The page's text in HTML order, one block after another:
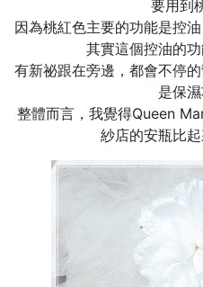
要用到
因為桃紅色主要的功能是控
其實這個控油的
有新祕跟在旁邊，都會不停
是保濕
整體而言，我覺得Queen
紗店的安瓶比